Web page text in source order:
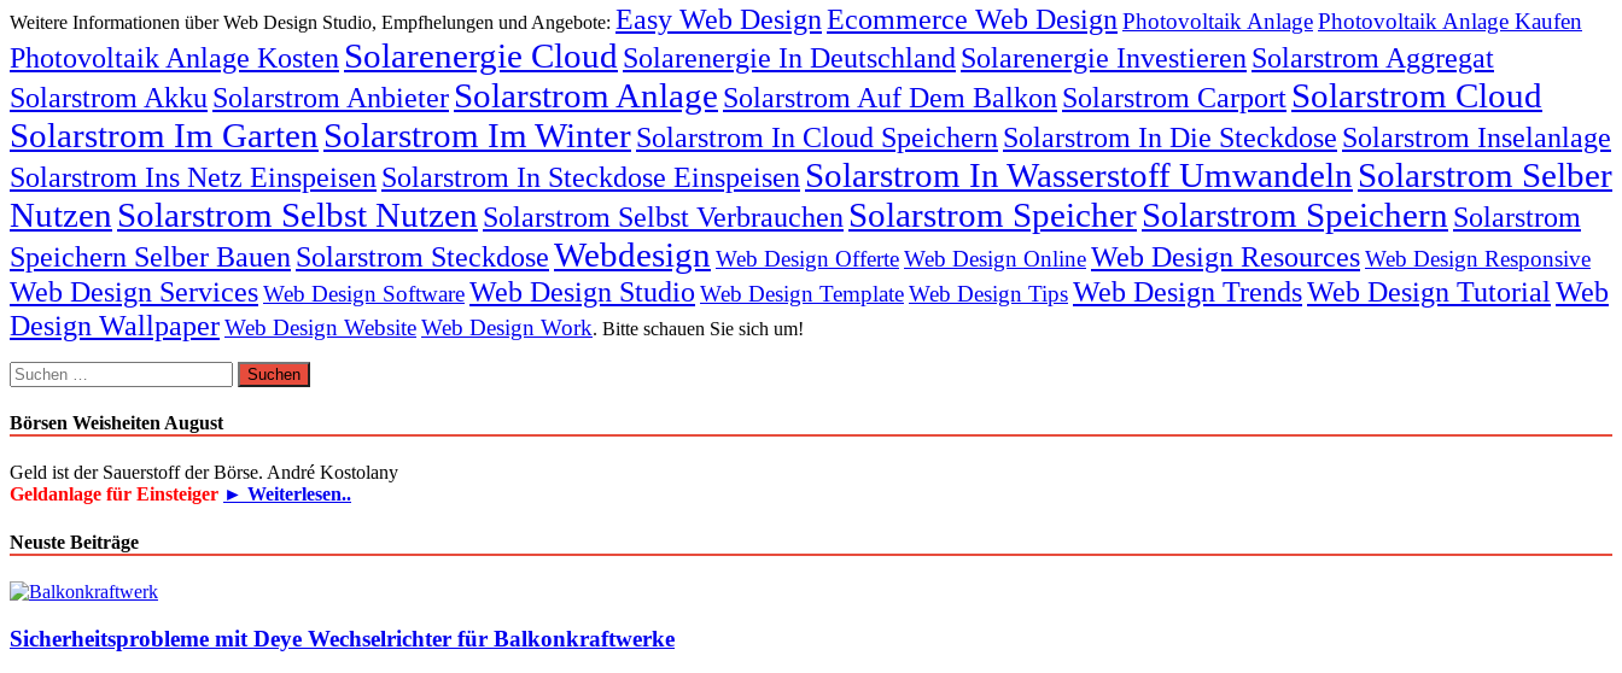
Weitere Informationen über Web Design Studio, Empfhelungen und Angebote: Easy Web DesignEcommerce Web Design Photovoltaik AnlagePhotovoltaik Anlage Kaufen
Photovoltaik Anlage Kosten Solarenergie Cloud Solarenergie In Deutschland Solarenergie Investieren Solarstrom Aggregat
Solarstrom Akku Solarstrom Anbieter Solarstrom Anlage Solarstrom Auf Dem Balkon Solarstrom Carport Solarstrom Cloud
Solarstrom Im Garten Solarstrom Im WinterSolarstrom In Cloud Speichern Solarstrom In Die Steckdose Solarstrom Inselanlage
Solarstrom Ins Netz Einspeisen Solarstrom In Steckdose Einspeisen Solarstrom In Wasserstoff Umwandeln Solarstrom Selber
Nutzen Solarstrom Selbst Nutzen Solarstrom Selbst Verbrauchen Solarstrom SpeicherSolarstrom Speichern Solarstrom
Speichern Selber Bauen Solarstrom SteckdoseWebdesign Web Design OfferteWeb Design OnlineWeb Design ResourcesWeb Design Responsive
Web Design ServicesWeb Design SoftwareWeb Design Studio Web Design TemplateWeb Design TipsWeb Design TrendsWeb Design Tutorial Web
Design WallpaperWeb Design WebsiteWeb Design Work. Bitte schauen Sie sich um!
Suchen
nach:
Börsen Weisheiten August
Geld ist der Sauerstoff der Börse. André Kostolany
Geldanlage für Einsteiger ► Weiterlesen..
Neuste Beiträge
Sicherheitsprobleme mit Deye Wechselrichter für Balkonkraftwerke